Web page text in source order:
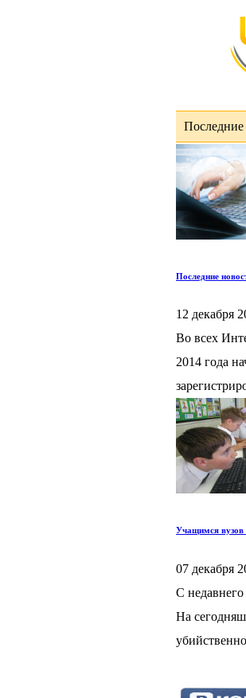
Последние
Последние
12 декабря
Во всех
2014 года
Учащимся вузов
07 декабря
С недавнего
На